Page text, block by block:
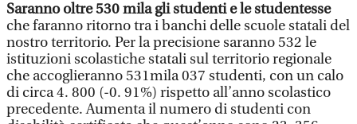
Saranno oltre 530 mila gli studenti e le studentesse
che faranno ritorno tra i banchi delle scuole statali del
nostro territorio. Per la precisione saranno 532 le
istituzioni scolastiche statali sul territorio regionale
che accoglieranno 531mila 037 studenti, con un calo
di circa 4. 800 (-0. 91%) rispetto all’anno scolastico
precedente. Aumenta il numero di studenti con